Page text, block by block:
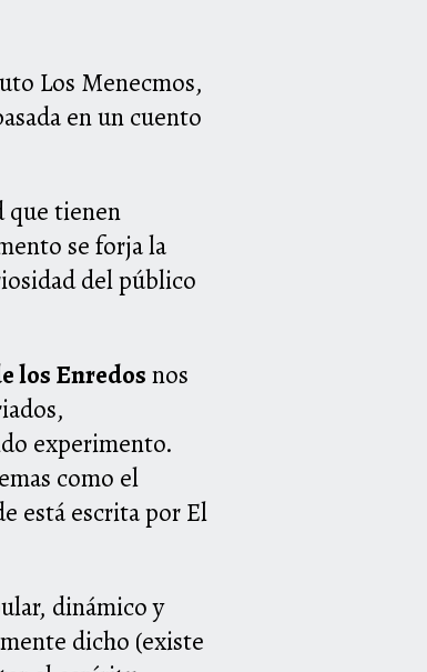
Los Menecmos,
en un cuento
que tienen
se forja la
del público
los Enredosnos
experimento.
como el
está escrita por El
dinámico y
dicho (existe